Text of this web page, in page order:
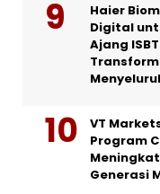
Haier
Digital
Ajang
VT
Program
Generasi